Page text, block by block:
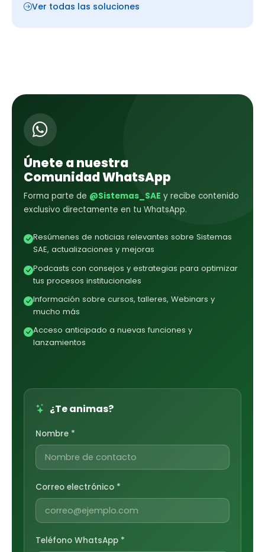
Ver todas las soluciones
Únete a nuestra
Comunidad WhatsApp
Forma parte de @Sistemas_SAE y recibe contenido
exclusivo directamente en tu WhatsApp.
Resúmenes de noticias relevantes sobre Sistemas
SAE, actualizaciones y mejoras
Podcasts con consejos y estrategias para optimizar
tus procesos institucionales
Información sobre cursos, talleres, Webinars y
mucho más
Acceso anticipado a nuevas funciones y
lanzamientos
¿Te animas?
Nombre *
Correo electrónico *
Teléfono WhatsApp *